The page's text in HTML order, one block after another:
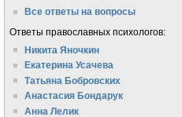
Все ответы на вопросы
Ответы православных психологов:
Никита Яночкин
Екатерина Усачева
Татьяна Бобровских
Анастасия Бондарук
Анна Лелик